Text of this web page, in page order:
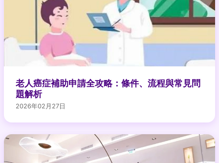
老人癌症補助申請全攻略：條件、流程與常見問
題解析
2026年02月27日